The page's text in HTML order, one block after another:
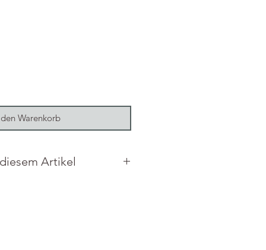
Warenkorb
Artikel